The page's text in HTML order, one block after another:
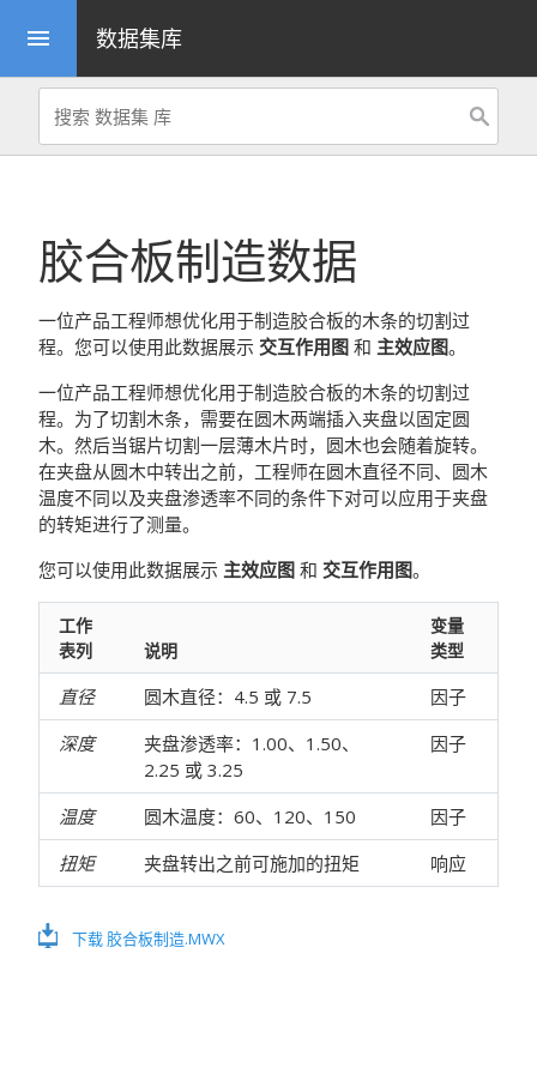
menu 数据集库
胶合板制造数据
一位产品工程师想优化用于制造胶合板的木条的切割过
程。您可以使用此数据展示 交互作用图 和 主效应图。
一位产品工程师想优化用于制造胶合板的木条的切割过
程。为了切割木条，需要在圆木两端插入夹盘以固定圆
木。然后当锯片切割一层薄木片时，圆木也会随着旋转。
在夹盘从圆木中转出之前，工程师在圆木直径不同、圆木
温度不同以及夹盘渗透率不同的条件下对可以应用于夹盘
的转矩进行了测量。
您可以使用此数据展示 主效应图 和 交互作用图。
工作
表列
说明
变量
类型
直径 圆木直径：4.5 或 7.5
因子
深度
夹盘渗透率：1.00、1.50、
2.25 或 3.25
因子
温度 圆木温度：60、120、150
因子
扭矩
夹盘转出之前可施加的扭矩 响应
下载 胶合板制造.MWX